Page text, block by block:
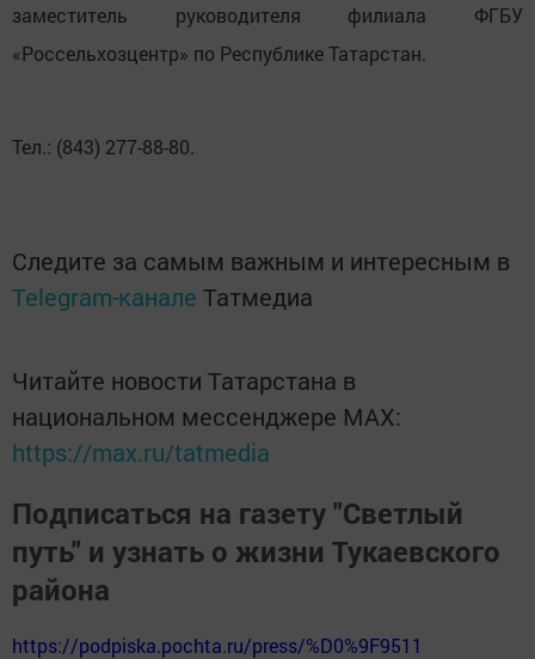
заместитель руководителя филиала ФГБУ
«Россельхозцентр» по Республике Татарстан.
Тел.: (843) 277-88-80.
Следите за самым важным и интересным в
Telegram-канале Татмедиа
Читайте новости Татарстана в
национальном мессенджере MАХ:
https://max.ru/tatmedia
Подписаться на газету "Светлый
путь" и узнать о жизни Тукаевского
района
https://podpiska.pochta.ru/press/%D0%9F9511